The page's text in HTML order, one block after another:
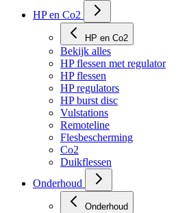
HP en Co2
HP en Co2
Bekijk alles
HP flessen met regulator
HP flessen
HP regulators
HP burst disc
Vulstations
Remoteline
Flesbescherming
Co2
Duikflessen
Onderhoud
Onderhoud